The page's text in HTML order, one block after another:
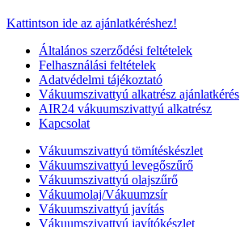
Kattintson ide az ajánlatkéréshez!
Általános szerződési feltételek
Felhasználási feltételek
Adatvédelmi tájékoztató
Vákuumszivattyú alkatrész ajánlatkérés
AIR24 vákuumszivattyú alkatrész
Kapcsolat
Vákuumszivattyú tömítéskészlet
Vákuumszivattyú levegőszűrő
Vákuumszivattyú olajszűrő
Vákuumolaj/Vákuumzsír
Vákuumszivattyú javítás
Vákuumszivattyú javítókészlet